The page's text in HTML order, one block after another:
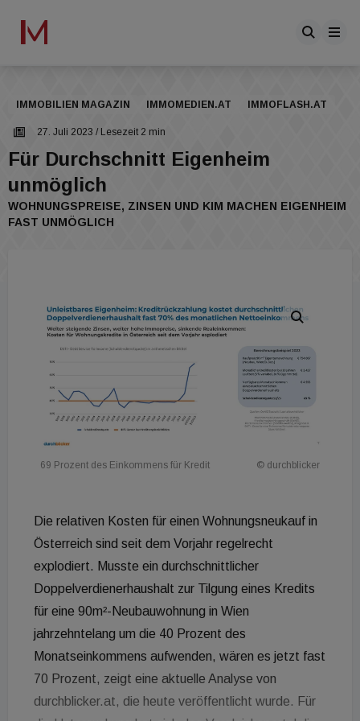
IMMOBILIEN MAGAZIN IMMOMEDIEN.AT IMMOFLASH.AT
27. Juli 2023 / Lesezeit 2 min
Für Durchschnitt Eigenheim
unmöglich
WOHNUNGSPREISE, ZINSEN UND KIM MACHEN EIGENHEIM
FAST UNMÖGLICH
69 Prozent des Einkommens für Kredit © durchblicker
Die relativen Kosten für einen Wohnungsneukauf in
Österreich sind seit dem Vorjahr regelrecht
explodiert. Musste ein durchschnittlicher
Doppelverdienerhaushalt zur Tilgung eines Kredits
für eine 90m²-Neubauwohnung in Wien
jahrzehntelang um die 40 Prozent des
Monatseinkommens aufwenden, wären es jetzt fast
70 Prozent, zeigt eine aktuelle Analyse von
durchblicker.at, die heute veröffentlicht wurde. Für